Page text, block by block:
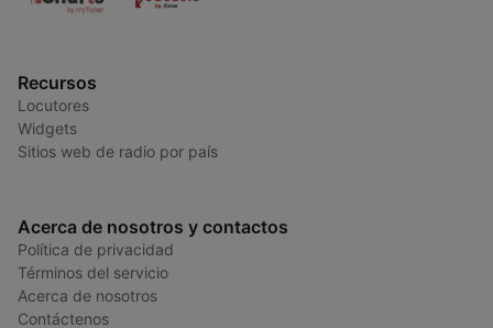
Recursos
Locutores
Widgets
Sitios web de radio por país
Acerca de nosotros y contactos
Política de privacidad
Términos del servicio
Acerca de nosotros
Contáctenos